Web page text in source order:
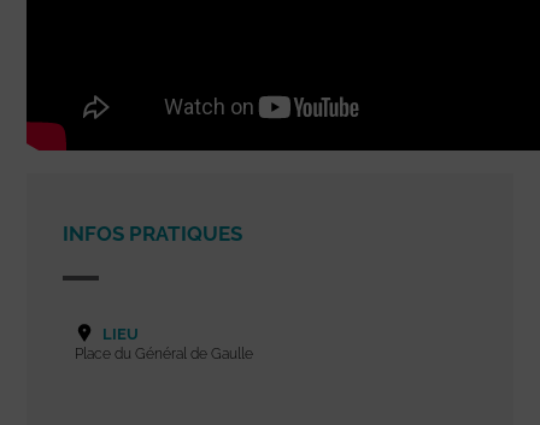
INFOS PRATIQUES
LIEU
Place du Général de Gaulle